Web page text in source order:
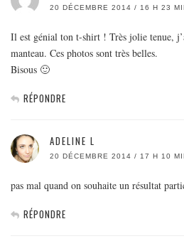
20 DÉCEMBRE 2014 / 16 H 23
Il est génial ton t-shirt ! Très jolie tenue,
manteau. Ces photos sont très belles.
Bisous 🙂
RÉPONDRE
ADELINE L
20 DÉCEMBRE 2014 / 17 H 10
pas mal quand on souhaite un résultat
RÉPONDRE